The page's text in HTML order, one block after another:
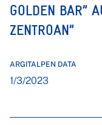
GOLDEN BAR”
ZENTROAN”
ARGITALPEN DATA
1/3/2023